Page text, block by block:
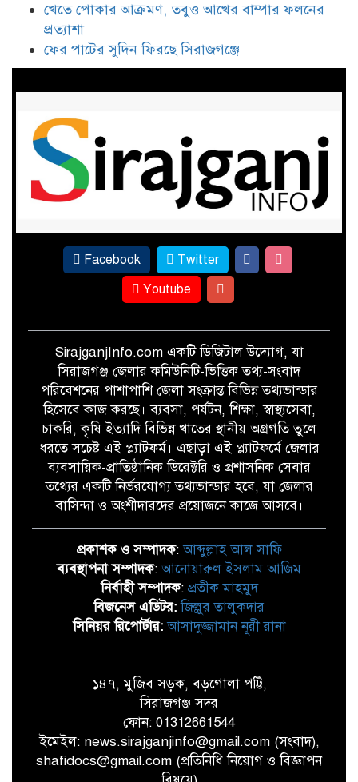
গ্যাস-বিদ্যুতের মূল্য বৃদ্ধির প্রতিবাদে
খেতে পোকার আক্রমণ, তবুও আখের
ফের পাটের সুদিন ফিরছে সিরাজগঞ্জে
খেতে পোকার আক্রমণ, তবুও আখের বাম্পার ফলনের
প্রত্যাশা
ফের পাটের সুদিন ফিরছে সিরাজগঞ্জে
Facebook
Twitter
Youtube
SirajganjInfo.com একটি ডিজিটাল উদ্যোগ, যা
সিরাজগঞ্জ জেলার কমিউনিটি-ভিত্তিক তথ্য-সংবাদ
পরিবেশনের পাশাপাশি জেলা সংক্রান্ত বিভিন্ন তথ্যভান্ডার
হিসেবে কাজ করছে। ব্যবসা, পর্যটন, শিক্ষা, স্বাস্থ্যসেবা,
চাকরি, কৃষি ইত্যাদি বিভিন্ন খাতের স্থানীয় অগ্রগতি তুলে
ধরতে সচেষ্ট এই প্ল্যাটফর্ম। এছাড়া এই প্ল্যাটফর্মে জেলার
ব্যবসায়িক-প্রাতিষ্ঠানিক ডিরেক্টরি ও প্রশাসনিক সেবার
তথ্যের একটি নির্ভরযোগ্য তথ্যভান্ডার হবে, যা জেলার
বাসিন্দা ও অংশীদারদের প্রয়োজনে কাজে আসবে।
প্রকাশক ও সম্পাদক:আব্দুল্লাহ আল সাফি
ব্যবস্থাপনা সম্পাদক:আনোয়ারুল ইসলাম আজিম
নির্বাহী সম্পাদক: প্রতীক মাহমুদ
বিজনেস এডিটর: জিল্লুর তালুকদার
সিনিয়র রিপোর্টার: আসাদুজ্জামান নূরী রানা
১৪৭, মুজিব সড়ক, বড়গোলা পট্টি,
সিরাজগঞ্জ সদর
ফোন: 01312661544
ইমেইল: news.sirajganjinfo@gmail.com (সংবাদ),
shafidocs@gmail.com (প্রতিনিধি নিয়োগ ও বিজ্ঞাপন